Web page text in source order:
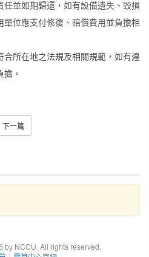
任並如期歸還，如有設備遺失、毀損
單位應支付修復、賠償費用並負擔相
合所在地之法規及相關規範，如有違
擔。
下一篇
by NCCU. All rights reserved.